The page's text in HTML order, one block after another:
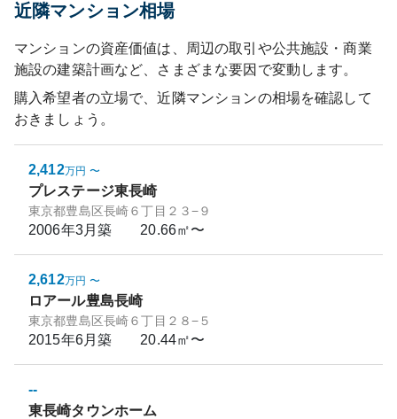
近隣マンション相場
マンションの資産価値は、周辺の取引や公共施設・商業
施設の建築計画など、さまざまな要因で変動します。
購入希望者の立場で、近隣マンションの相場を確認して
おきましょう。
2,412万円 〜
プレステージ東長崎
東京都豊島区長崎６丁目２３−９
2006年3月築 20.66㎡〜
2,612万円 〜
ロアール豊島長崎
東京都豊島区長崎６丁目２８−５
2015年6月築 20.44㎡〜
--
東長崎タウンホーム